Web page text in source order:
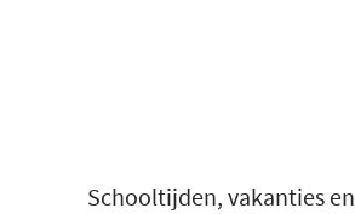
Schooltijden, vakanties en